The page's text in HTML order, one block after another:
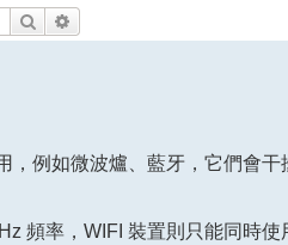
搜尋
例如微波爐、藍牙，它們會干
頻率，WIFI 裝置則只能同時使